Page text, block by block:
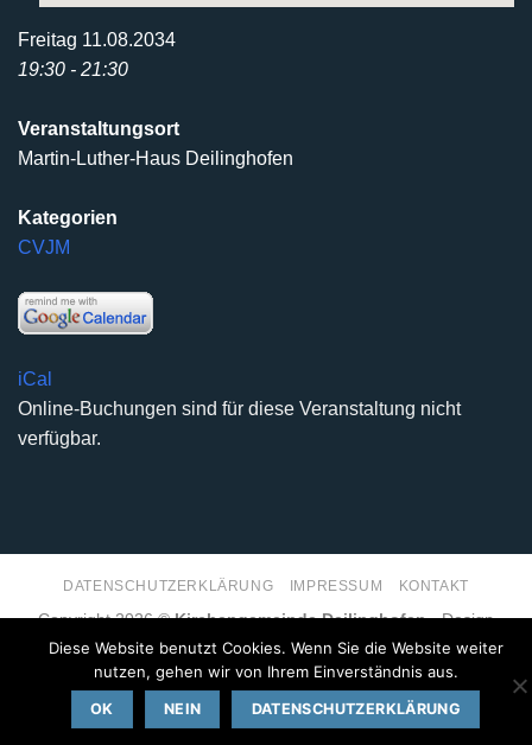
Freitag 11.08.2034
19:30 - 21:30
Veranstaltungsort
Martin-Luther-Haus Deilinghofen
Kategorien
CVJM
iCal
Online-Buchungen sind für diese Veranstaltung nicht
verfügbar.
DATENSCHUTZERKLÄRUNG IMPRESSUM KONTAKT
Copyright 2026 ©Kirchengemeinde Deilinghofen- Design
kleinzweidrei Kommunikationsdesign
Diese Website benutzt Cookies. Wenn Sie die Website weiter
nutzen, gehen wir von Ihrem Einverständnis aus.
OK NEIN DATENSCHUTZERKLÄRUNG